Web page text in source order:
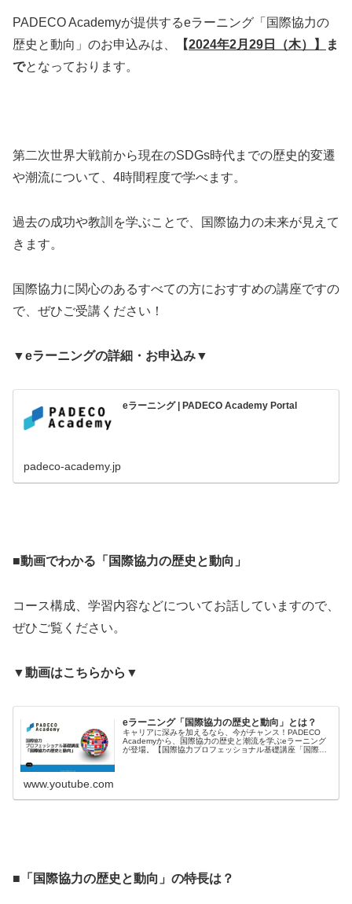
PADECO Academyが提供するeラーニング「国際協力の
歴史と動向」のお申込みは、
【2024年2月29日（木）】
ま
でとなっております。
第二次世界大戦前から現在のSDGs時代までの歴史的変遷
や潮流について、4時間程度で学べます。
過去の成功や教訓を学ぶことで、国際協力の未来が見えて
きます。
国際協力に関心のあるすべての方におすすめの講座ですの
で、ぜひご受講ください！
▼eラーニングの詳細・お申込み▼
eラーニング | PADECO Academy Portal
padeco-academy.jp
■動画でわかる「国際協力の歴史と動向」
コース構成、学習内容などについてお話していますので、
ぜひご覧ください。
▼動画はこちらから▼
eラーニング「国際協力の歴史と動向」とは？
キャリアに深みを加えるなら、今がチャンス！PADECO
Academyから、国際協力の歴史と潮流を学ぶeラーニング
が登場。【国際協力プロフェッショナル基礎講座「国際協
www.youtube.com
■「国際協力の歴史と動向」の特長は？